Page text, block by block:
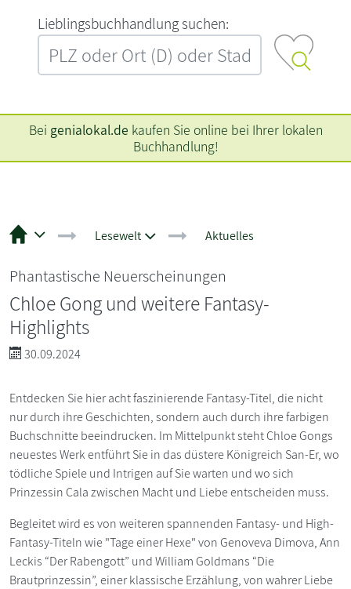
L‍i‍e‍b‍l‍i‍n‍g‍s‍b‍u‍c‍h‍h‍a‍n‍d‍l‍u‍n‍g‍ ‍s‍u‍c‍h‍e‍n‍:‍
Bei genialokal.de kaufen Sie online bei Ihrer lokalen
Buchhandlung!
Lesewelt Aktuelles
Phantastische Neuerscheinungen
Chloe Gong und weitere Fantasy-
Highlights
30.09.2024
Entdecken Sie hier acht faszinierende Fantasy-Titel, die nicht
nur durch ihre Geschichten, sondern auch durch ihre farbigen
Buchschnitte beeindrucken. Im Mittelpunkt steht Chloe Gongs
neuestes Werk entführt Sie in das düstere Königreich San-Er, wo
tödliche Spiele und Intrigen auf Sie warten und wo sich
Prinzessin Cala zwischen Macht und Liebe entscheiden muss.
Begleitet wird es von weiteren spannenden Fantasy- und High-
Fantasy-Titeln wie "Tage einer Hexe" von Genoveva Dimova, Ann
Leckis “Der Rabengott” und William Goldmans “Die
Brautprinzessin”, einer klassische Erzählung, von wahrer Liebe